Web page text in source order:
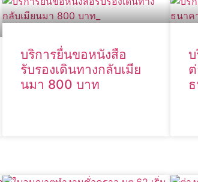
บริการยื่นขอหนังสือ
รับรองเดินทางกลับเมีย
นมา 800 บาท